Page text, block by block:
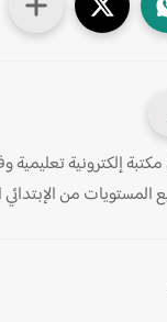
إلكترونية تعليمية
من الإبتدائي الى